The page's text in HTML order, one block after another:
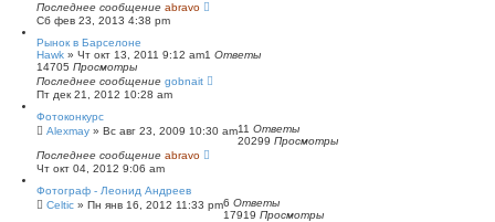
Последнее сообщение abravo
Сб фев 23, 2013 4:38 pm
Рынок в Барселоне
Hawk » Чт окт 13, 2011 9:12 am1 Ответы
14705 Просмотры
Последнее сообщение gobnait
Пт дек 21, 2012 10:28 am
Фотоконкурс
Alexmay » Вс авг 23, 2009 10:30 am11 Ответы
20299 Просмотры
Последнее сообщение abravo
Чт окт 04, 2012 9:06 am
Фотограф - Леонид Андреев
Celtic » Пн янв 16, 2012 11:33 pm6 Ответы
17919 Просмотры